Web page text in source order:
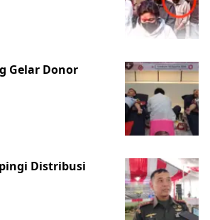
Gelar Donor
Distribusi